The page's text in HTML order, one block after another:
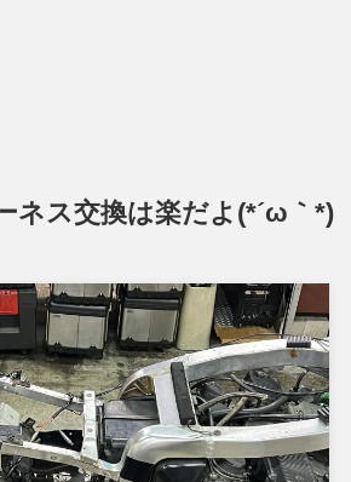
ネス交換は楽だよ(*´ω｀*)